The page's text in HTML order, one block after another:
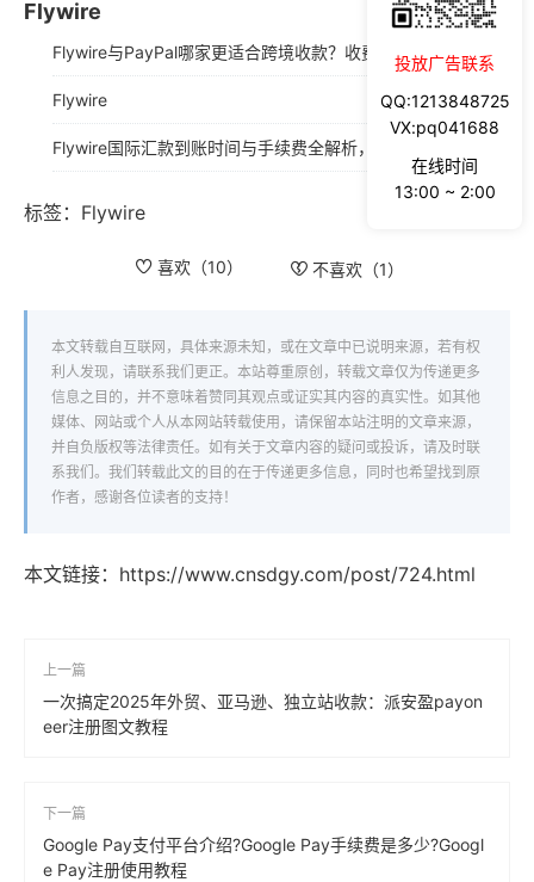
Flywire
Flywire
标签： Flywire
喜欢（10） 不喜欢（1）
本文转载自互联网，具体来源未知，或在文章中已说明来源，若有权
利人发现，请联系我们更正。本站尊重原创，转载文章仅为传递更多
信息之目的，并不意味着赞同其观点或证实其内容的真实性。如其他
媒体、网站或个人从本网站转载使用，请保留本站注明的文章来源，
并自负版权等法律责任。如有关于文章内容的疑问或投诉，请及时联
系我们。我们转载此文的目的在于传递更多信息，同时也希望找到原
作者，感谢各位读者的支持！
本文链接： https://www.cnsdgy.com/post/724.html
上一篇
一次搞定2025年外贸、亚马逊、独立站收款：派安盈payon
eer注册图文教程
下一篇
Google Pay支付平台介绍?Google Pay手续费是多少?Googl
e Pay注册使用教程
投放广告联系
QQ:1213848725
VX:pq041688
在线时间
13:00 ~ 2:00